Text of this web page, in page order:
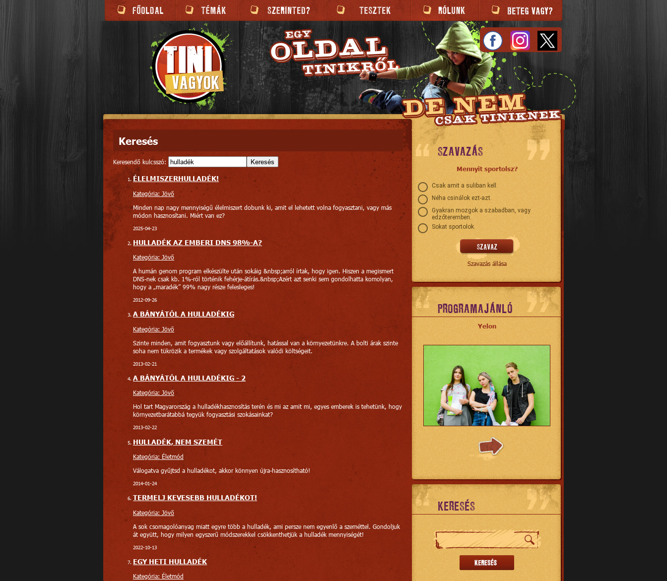
Keresés
Keresendő kulcsszó: Keresés
ÉLELMISZERHULLADÉK!
Kategória: Jövő
Minden nap nagy mennyiségű élelmiszert dobunk ki, amit el lehetett volna fogyasztani, vagy más
módon hasznosítani. Miért van ez?
2025-04-23
HULLADÉK AZ EMBERI DNS 98%-A?
Kategória: Jövő
A humán genom program elkészülte után sokáig &nbsp;arról írtak, hogy igen. Hiszen a megismert
DNS-nek csak kb. 1%-ról történik fehérje-átírás.&nbsp;Azért azt senki sem gondolhatta komolyan,
hogy a „maradék” 99% nagy része felesleges!
2012-09-26
A BÁNYÁTÓL A HULLADÉKIG
Kategória: Jövő
Szinte minden, amit fogyasztunk vagy előállítunk, hatással van a környezetünkre. A bolti árak szinte
soha nem tükrözik a termékek vagy szolgáltatások valódi költségeit.
2013-02-21
A BÁNYÁTÓL A HULLADÉKIG - 2
Kategória: Jövő
Hol tart Magyarország a hulladékhasznosítás terén és mi az amit mi, egyes emberek is tehetünk, hogy
környezetbarátabbá tegyük fogyasztási szokásainkat?
2013-02-22
HULLADÉK, NEM SZEMÉT
Kategória: Életmód
Válogatva gyűjtsd a hulladékot, akkor könnyen újra-hasznosítható!
2014-01-24
TERMELJ KEVESEBB HULLADÉKOT!
Kategória: Jövő
A sok csomagolóanyag miatt egyre több a hulladék, ami persze nem egyenlő a szeméttel. Gondoljuk
át együtt, hogy milyen egyszerű módszerekkel csökkenthetjük a hulladék mennyiségét!
2022-10-13
EGY HETI HULLADÉK
Kategória: Életmód
SZAVAZÁS
Mennyit sportolsz?
Csak amit a suliban kell.
Néha csinálok ezt-azt.
Gyakran mozgok a szabadban, vagy
edzőteremben.
Sokat sportolok.
Szavazás állása
PROGRAMAJÁNLÓ
Yelon
KERESÉS